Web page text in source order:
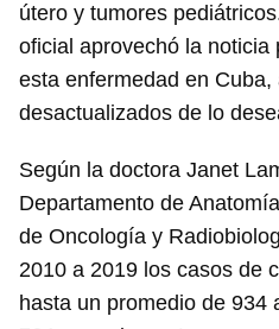
útero y tumores
oficial aprovechó la noticia
esta enfermedad en Cuba,
desactualizados de lo
Según la doctora Janet
Departamento de
de Oncología y
2010 a 2019 los casos de
hasta un promedio de 934